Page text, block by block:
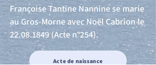
Françoise Tantine Nannine se marie
au Gros-Morne avec Noël Cabrion le
22.08.1849(Acte n°254).
Acte de naissance